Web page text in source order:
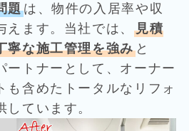
題は、物件の入居率や収
ます。当社では、 見積
寧な施工管理を強みと
ートナーとして、オーナー
も含めたトータルなリフォ
しています。